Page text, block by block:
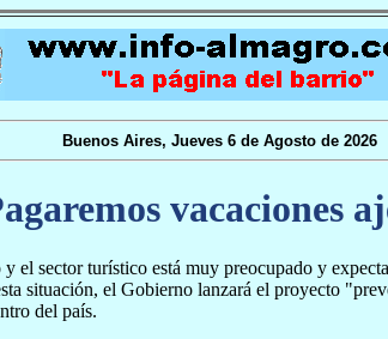
Buenos Aires, Jueves 6 de Agosto de 2026
vacaciones
y el sector turístico está muy preocupado y
situación, el Gobierno lanzará el proyecto
del país.